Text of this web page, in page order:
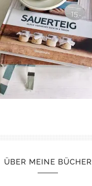
ÜBER MEINE BÜCHER